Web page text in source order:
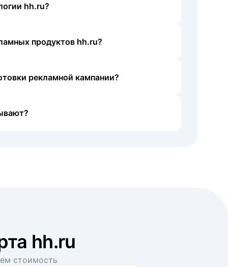
hh.ru?
продуктов hh.ru?
рекламной кампании?
hh.ru
стоимость